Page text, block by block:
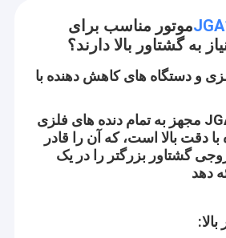
موتور مناسب برای
به گشتاور بالا دارند؟
و دستگاه های کاهش دهنده با
موتور JGA12-N20B مجهز به تمام دنده های فلزی
دقت بالا است، که آن را قادر
گشتاور بزرگتر را در یک
دهد